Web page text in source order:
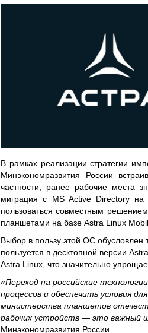
В рамках реализации стратегии
Минэкономразвития России
частности, ранее рабочие места
миграция с MS Active Directory на
пользоваться совместным
планшетами на базе Astra Linux
Выбор в пользу этой ОС обусловлен
пользуется в десктопной версии
Astra Linux, что значительно
«Переход на российские
процессов и обеспечить условия
министерства планшетов
рабочих устройств — это важный
Минэкономразвития России.